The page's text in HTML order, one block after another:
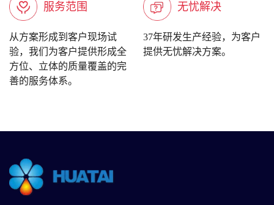
服务范围
从方案形成到客户现场试
验，我们为客户提供形成全
方位、立体的质量覆盖的完
善的服务体系。
无忧解决
37年研发生产经验，为客户
提供无忧解决方案。